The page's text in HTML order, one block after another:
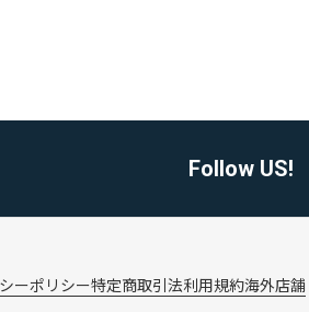
Follow US!
ーポリシー特定商取引法利用規約海外店舗